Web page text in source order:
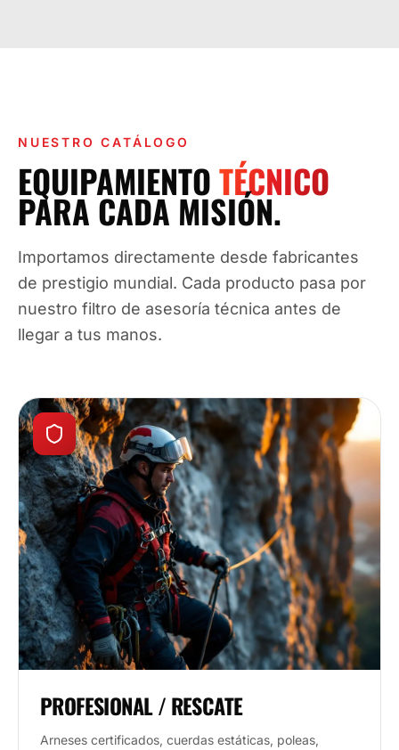
NUESTRO CATÁLOGO
EQUIPAMIENTOTÉCNICO
PARA CADA MISIÓN.
Importamos directamente desde fabricantes
de prestigio mundial. Cada producto pasa por
nuestro filtro de asesoría técnica antes de
llegar a tus manos.
PROFESIONAL / RESCATE
Arneses certificados, cuerdas estáticas, poleas,